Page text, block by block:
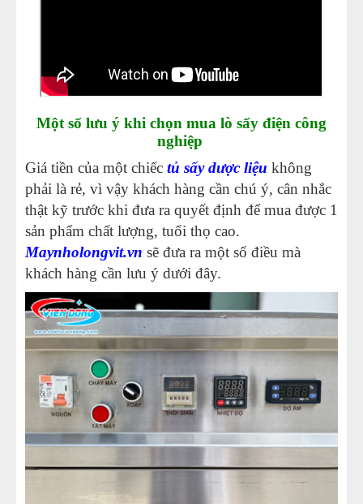
Một số lưu ý khi chọn mua lò sấy điện công
nghiệp
Giá tiền của một chiếc tủ sấy dược liệu không
phải là rẻ, vì vậy khách hàng cần chú ý, cân nhắc
thật kỹ trước khi đưa ra quyết định để mua được 1
sản phẩm chất lượng, tuổi thọ cao.
Maynholongvit.vn sẽ đưa ra một số điều mà
khách hàng cần lưu ý dưới đây.